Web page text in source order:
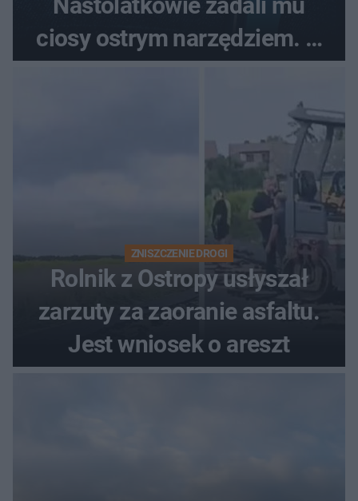
ciosy ostrym narzędziem. O
ZNISZCZENIE DROGI
Rolnik z Ostropy usłyszał
zarzuty za zaoranie asfaltu.
Jest wniosek o areszt